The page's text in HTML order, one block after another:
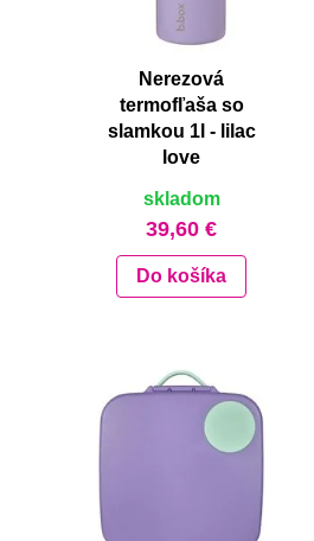
Nerezová
termofľaša so
slamkou 1l - lilac
love
skladom
39,60 €
Do košíka